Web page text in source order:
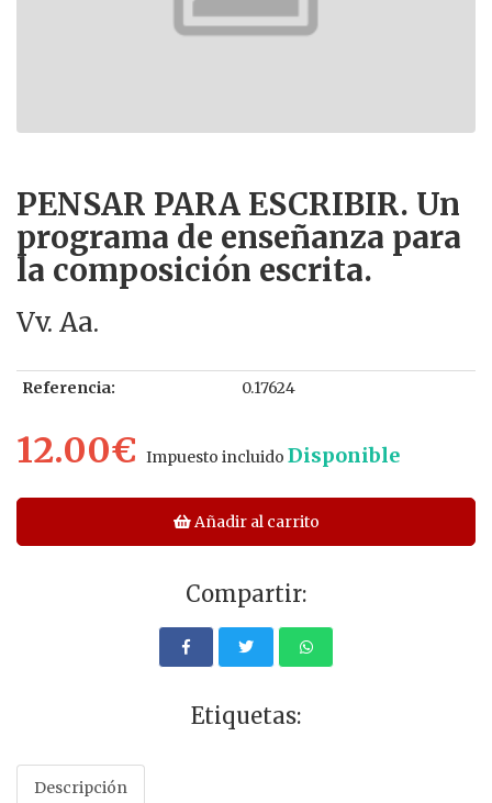
PENSAR PARA ESCRIBIR. Un
programa de enseñanza para
la composición escrita.
Vv. Aa.
Referencia: 0.17624
12.00€ Impuesto incluido Disponible
Añadir al carrito
Compartir:
Etiquetas:
Descripción